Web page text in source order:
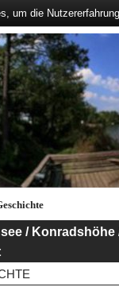
/ Konradshöhe
um die